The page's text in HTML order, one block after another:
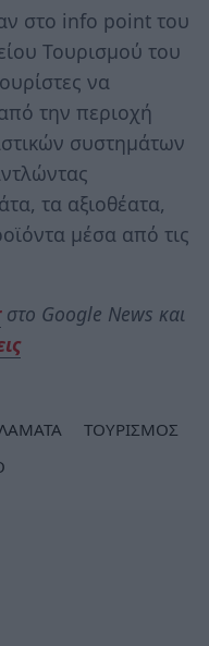
στο info point του
Τουρισμού του
να
την περιοχή
συστημάτων
τα αξιοθέατα,
μέσα από τις
στο Google News και
ΤΟΥΡΙΣΜΟΣ